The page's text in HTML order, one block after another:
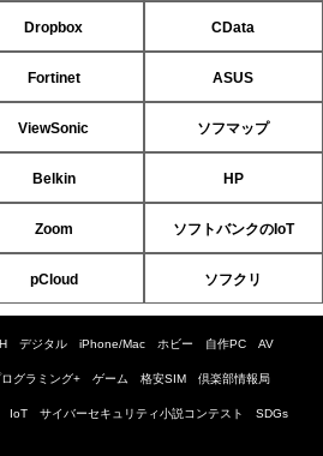
Dropbox CData
Fortinet ASUS
ViewSonic ソフマップ
Belkin HP
Zoom ソフトバンクのIoT
pCloud ソフクリ
デジタル iPhone/Mac ホビー 自作PC AV
ログラミング+ ゲーム 格安SIM 倶楽部情報局
IoT サイバーセキュリティ小説コンテスト SDGs